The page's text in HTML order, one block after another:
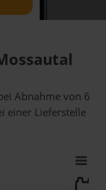
Abnahmevon 6
einer Lieferstelle